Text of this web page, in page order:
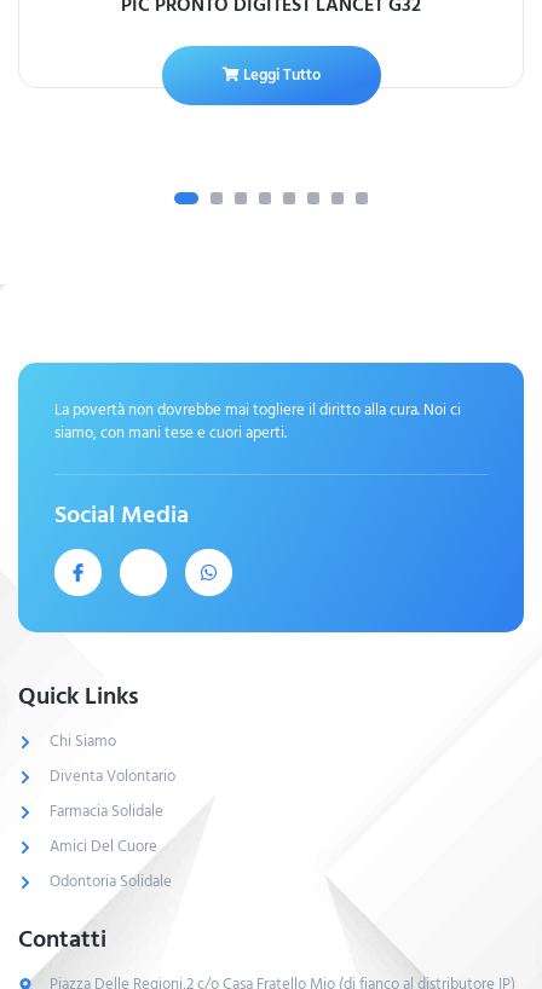
Leggi Tutto
La povertà non dovrebbe mai togliere il diritto alla cura. Noi ci
siamo, con mani tese e cuori aperti.
Social Media
Quick Links
Chi Siamo
Diventa Volontario
Farmacia Solidale
Amici Del Cuore
Odontoria Solidale
Contatti